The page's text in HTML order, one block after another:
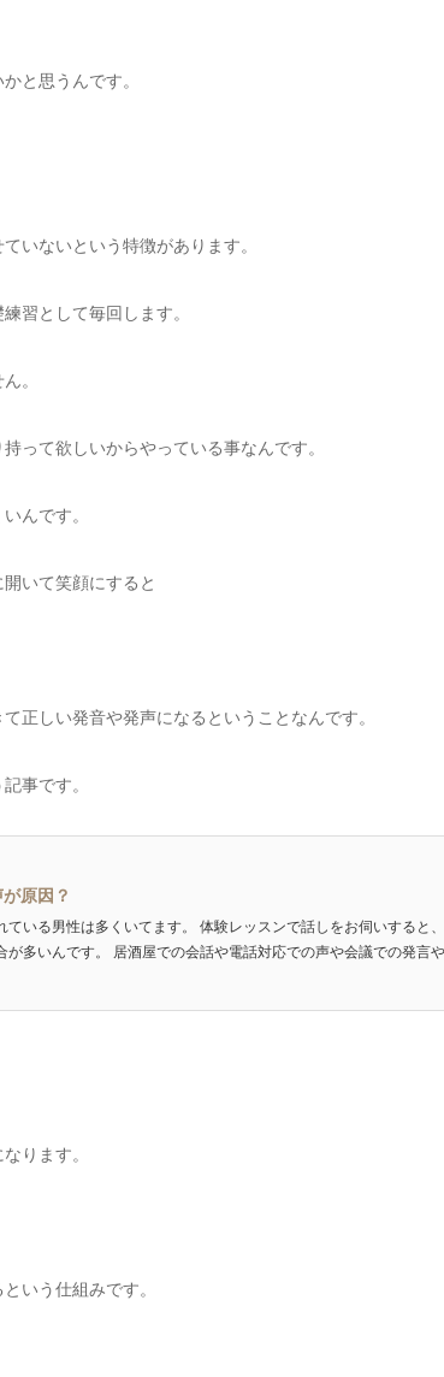
と思うんです。
いないという特徴があります。
習として毎回します。
。
って欲しいからやっている事なんです。
んです。
いて笑顔にすると
正しい発音や発声になるということなんです。
事です。
原因？
いる男性は多くいてます。 体験レッスンで話しをお伺いすると
多いんです。 居酒屋での会話や電話対応での声や会議での発言
ります。
いう仕組みです。